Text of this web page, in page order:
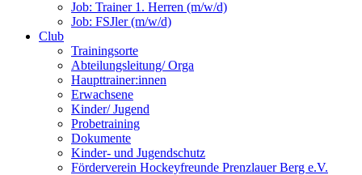
Job: Trainer 1. Herren (m/w/d)
Job: FSJler (m/w/d)
Club
Trainingsorte
Abteilungsleitung/ Orga
Haupttrainer:innen
Erwachsene
Kinder/ Jugend
Probetraining
Dokumente
Kinder- und Jugendschutz
Förderverein Hockeyfreunde Prenzlauer Berg e.V.